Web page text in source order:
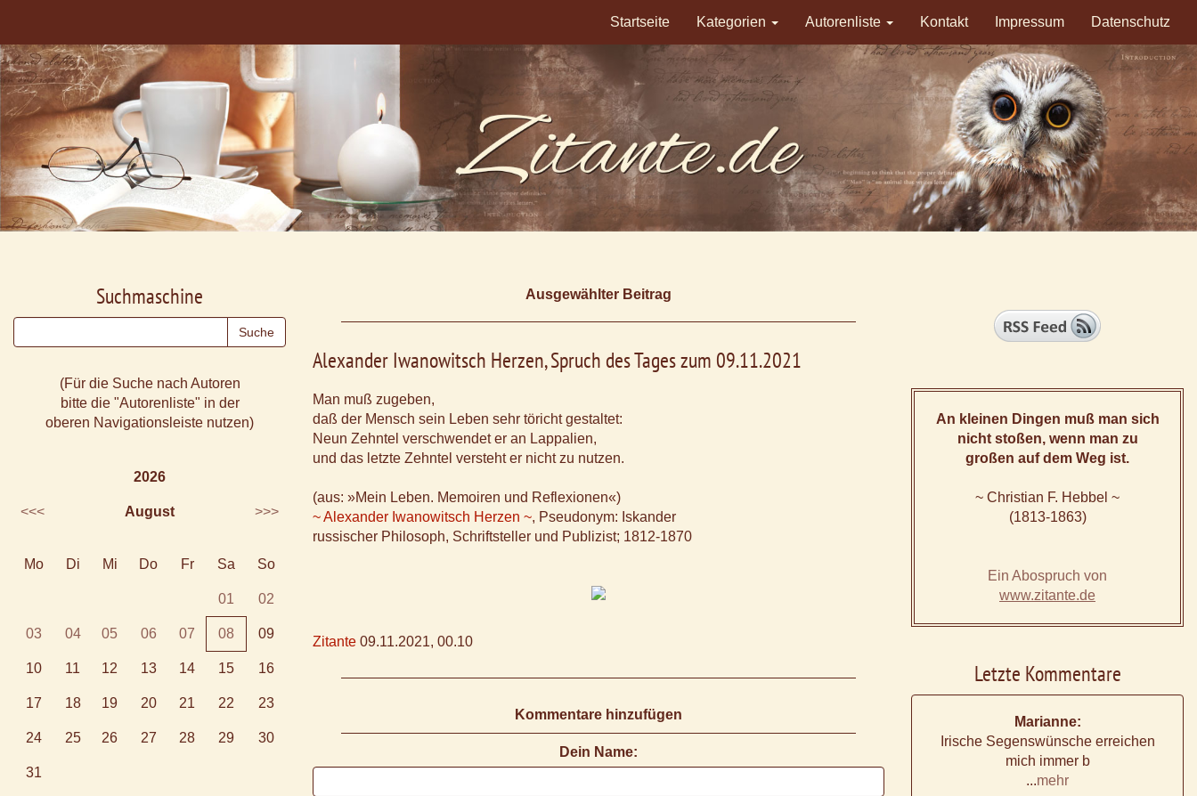
Startseite Kategorien Autorenliste Kontakt Impressum Datenschutz
Ausgewählter Beitrag
Alexander Iwanowitsch Herzen, Spruch des Tages zum 09.11.2021
Man muß zugeben,
daß der Mensch sein Leben sehr töricht gestaltet:
Neun Zehntel verschwendet er an Lappalien,
und das letzte Zehntel versteht er nicht zu nutzen.
(aus: »Mein Leben. Memoiren und Reflexionen«)
~ Alexander Iwanowitsch Herzen ~, Pseudonym: Iskander
russischer Philosoph, Schriftsteller und Publizist; 1812-1870
Zitante 09.11.2021, 00.10
Kommentare hinzufügen
Dein Name:
Suchmaschine
(Für die Suche nach Autoren
bitte die "Autorenliste" in der
oberen Navigationsleiste nutzen)
2026
<<< August >>>
Mo Di Mi Do Fr Sa So
01 02
03 04 05 06 07 08 09
10 11 12 13 14 15 16
17 18 19 20 21 22 23
24 25 26 27 28 29 30
31
An kleinen Dingen muß man sich
nicht stoßen, wenn man zu
großen auf dem Weg ist.
~ Christian F. Hebbel ~
(1813-1863)
Ein Abospruch von
www.zitante.de
Letzte Kommentare
Marianne:
Irische Segenswünsche erreichen
mich immer b
...mehr